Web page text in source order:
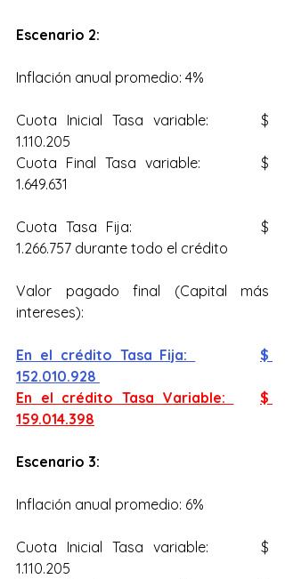
Escenario 2:
Inflación anual promedio: 4%
Cuota Inicial Tasa variable: 	$
1.110.205
Cuota Final Tasa variable: 		$
1.649.631
Cuota Tasa Fija: 			$
1.266.757 durante todo el crédito
Valor pagado final (Capital más
intereses):
En el crédito Tasa Fija: 		$
152.010.928
En el crédito Tasa Variable: 	$
159.014.398
Escenario 3:
Inflación anual promedio: 6%
Cuota Inicial Tasa variable: 	$
1.110.205